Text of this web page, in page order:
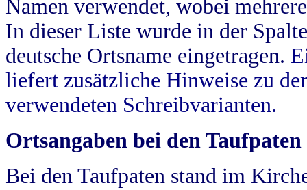
Namen verwendet, wobei
In dieser Liste wurde in der
deutsche Ortsname eingetragen.
liefert zusätzliche Hinweise zu
verwendeten Schreibvarianten.
Ortsangaben bei den Taufpaten
Bei den Taufpaten stand im